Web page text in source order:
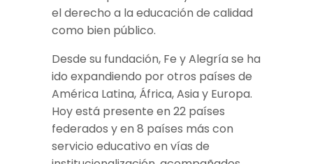
el derecho a la educación de calidad
como bien público.
Desde su fundación, Fe y Alegría se ha
ido expandiendo por otros países de
América Latina, África, Asia y Europa.
Hoy está presente en 22 países
federados y en 8 países más con
servicio educativo en vías de